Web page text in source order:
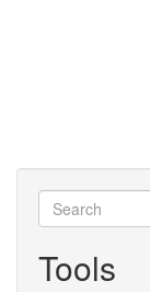
Search
Search
Tools